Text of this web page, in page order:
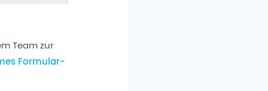
Team zur
Formular-